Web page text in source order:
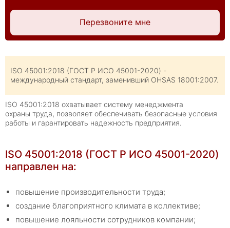
Перезвоните мне
ISO 45001:2018 (ГОСТ Р ИСО 45001-2020) -
международный стандарт, заменивший OHSAS 18001:2007.
ISO 45001:2018 охватывает систему менеджмента
охраны труда, позволяет обеспечивать безопасные условия
работы и гарантировать надежность предприятия.
ISO 45001:2018 (ГОСТ Р ИСО 45001-2020)
направлен на:
повышение производительности труда;
создание благоприятного климата в коллективе;
повышение лояльности сотрудников компании;